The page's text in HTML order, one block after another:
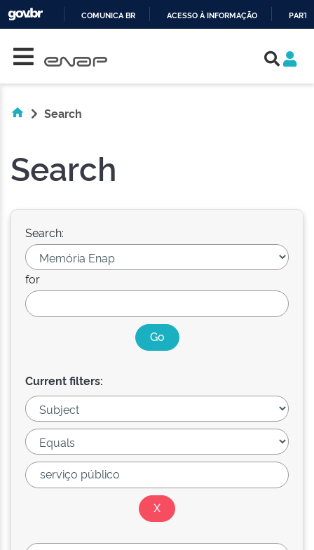
COMUNICA BR ACESSO À INFORMAÇÃO
Search
Search
Search:
for
Current filters: